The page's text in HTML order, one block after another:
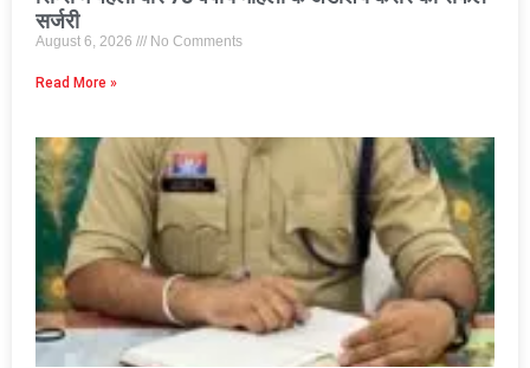
सर्जरी
August 6, 2026 No Comments
Read More »